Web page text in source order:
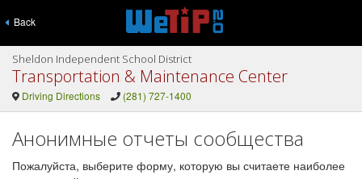
Back
Sheldon Independent School District
Transportation & Maintenance Center
Driving Directions (281) 727-1400
Анонимные отчеты сообщества
Пожалуйста, выберите форму, которую вы считаете наиболее